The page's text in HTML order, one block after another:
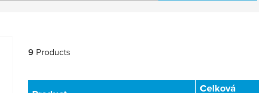
Filter
9 Products
Celková